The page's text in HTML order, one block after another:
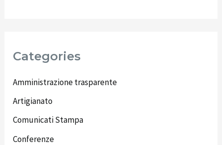
Categories
Amministrazione trasparente
Artigianato
Comunicati Stampa
Conferenze